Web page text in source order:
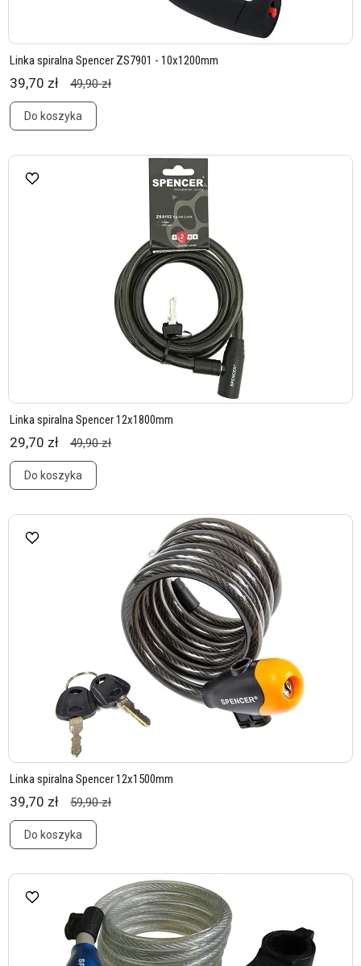
Linka spiralna Spencer ZS7901 - 10x1200mm
39,70 zł 49,90 zł
Do koszyka
Linka spiralna Spencer 12x1800mm
29,70 zł 49,90 zł
Do koszyka
Linka spiralna Spencer 12x1500mm
39,70 zł 59,90 zł
Do koszyka